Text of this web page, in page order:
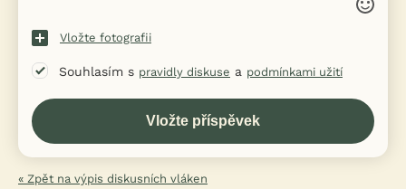
Vložte fotografii
Souhlasím s pravidly diskuse a podmínkami užití
« Zpět na výpis diskusních vláken